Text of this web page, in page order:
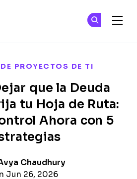
PROYECTOS DE TI
que la Deuda
tu Hoja de Ruta:
Ahora con 5
Chaudhury
Jun 26, 2026